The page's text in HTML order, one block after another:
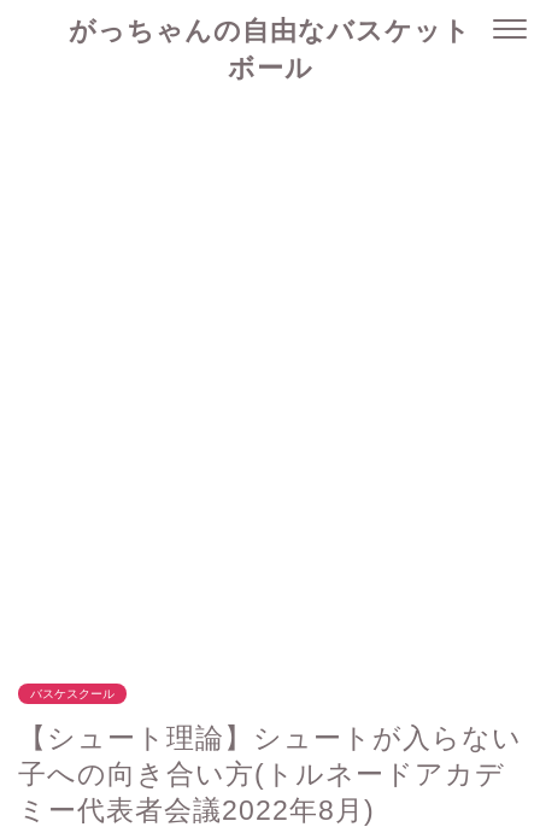
がっちゃんの自由なバスケット
ボール
バスケスクール
【シュート理論】シュートが入らない
子への向き合い方(トルネードアカデ
ミー代表者会議2022年8月)